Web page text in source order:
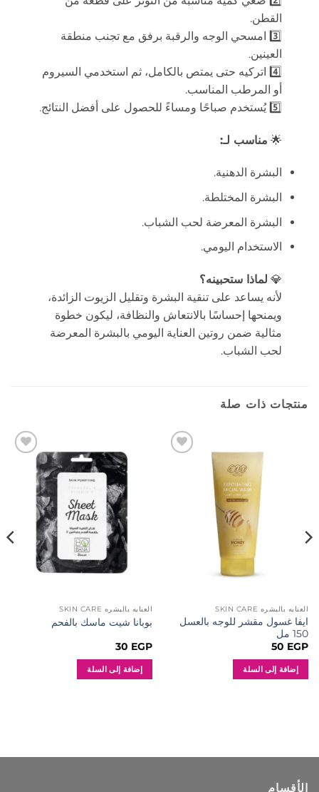
القطن.
3️⃣ امسحي الوجه والرقبة برفق مع تجنب منطقة
العينين.
4️⃣ اتركيه حتى يمتص بالكامل، ثم استخدمي السيروم
أو المرطب المناسب.
5️⃣ يُستخدم صباحًا ومساءً للحصول على أفضل النتائج.
🌟 مناسب لـ:
البشرة الدهنية.
البشرة المختلطة.
البشرة المعرضة لحب الشباب.
الاستخدام اليومي.
💎 لماذا ستحبينه؟
لأنه يساعد على تنقية البشرة وتقليل الزيوت الزائدة،
ويمنحها إحساسًا بالانتعاش والنظافة، ليكون خطوة
مثالية ضمن روتين العناية اليومي بالبشرة المعرضة
لحب الشباب.
منتجات ذات صلة
العنايه بالبشره SKIN CARE
ايفا غسول مقشر للوجه بالعسل
150 مل
50 EGP
إضافة إلى السلة
العنايه بالبشره SKIN CARE
بوبانا شيت ماسك بالفحم
30 EGP
إضافة إلى السلة
الأقسام